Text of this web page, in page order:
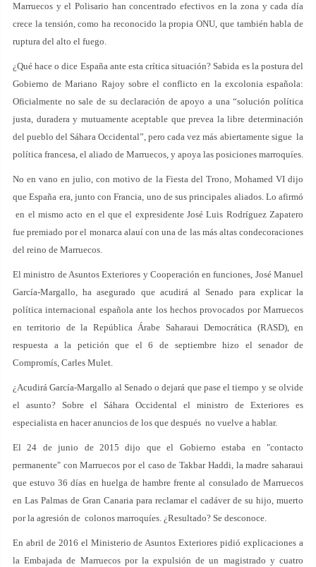
Marruecos y el Polisario han concentrado efectivos en la zona y cada día
crece la tensión, como ha reconocido la propia ONU, que también habla de
ruptura del alto el fuego.
¿Qué hace o dice España ante esta crítica situación? Sabida es la postura del
Gobierno de Mariano Rajoy sobre el conflicto en la excolonia española:
Oficialmente no sale de su declaración de apoyo a una “solución política
justa, duradera y mutuamente aceptable que prevea la libre determinación
del pueblo del Sáhara Occidental”, pero cada vez más abiertamente sigue la
política francesa, el aliado de Marruecos, y apoya las posiciones marroquíes.
No en vano en julio, con motivo de la Fiesta del Trono, Mohamed VI dijo
que España era, junto con Francia, uno de sus principales aliados. Lo afirmó
en el mismo acto en el que el expresidente José Luis Rodríguez Zapatero
fue premiado por el monarca alauí con una de las más altas condecoraciones
del reino de Marruecos.
El ministro de Asuntos Exteriores y Cooperación en funciones, José Manuel
García-Margallo, ha asegurado que acudirá al Senado para explicar la
política internacional española ante los hechos provocados por Marruecos
en territorio de la República Árabe Saharaui Democrática (RASD), en
respuesta a la petición que el 6 de septiembre hizo el senador de
Compromís, Carles Mulet.
¿Acudirá García-Margallo al Senado o dejará que pase el tiempo y se olvide
el asunto? Sobre el Sáhara Occidental el ministro de Exteriores es
especialista en hacer anuncios de los que después no vuelve a hablar.
El 24 de junio de 2015 dijo que el Gobierno estaba en "contacto
permanente" con Marruecos por el caso de Takbar Haddi, la madre saharaui
que estuvo 36 días en huelga de hambre frente al consulado de Marruecos
en Las Palmas de Gran Canaria para reclamar el cadáver de su hijo, muerto
por la agresión de colonos marroquíes. ¿Resultado? Se desconoce.
En abril de 2016 el Ministerio de Asuntos Exteriores pidió explicaciones a
la Embajada de Marruecos por la expulsión de un magistrado y cuatro